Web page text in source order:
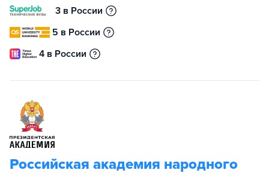
3 в России
5 в России
4 в России
Российская академия народного